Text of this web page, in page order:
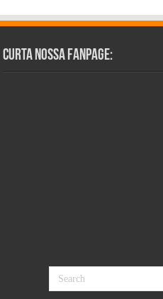
Curta Nossa Fanpage: